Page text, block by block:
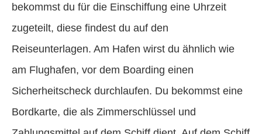
bekommst du für die Einschiffung eine Uhrzeit
zugeteilt, diese findest du auf den
Reiseunterlagen. Am Hafen wirst du ähnlich wie
am Flughafen, vor dem Boarding einen
Sicherheitscheck durchlaufen. Du bekommst eine
Bordkarte, die als Zimmerschlüssel und